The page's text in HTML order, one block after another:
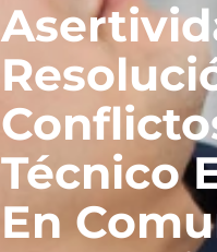
Técnico
En